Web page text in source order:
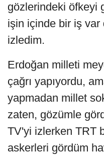
gözlerindeki öfkeyi
işin içinde bir iş
izledim.
Erdoğan milleti
çağrı yapıyordu,
yapmadan millet
zaten, gözümle
TV'yi izlerken TRT
askerleri gördüm